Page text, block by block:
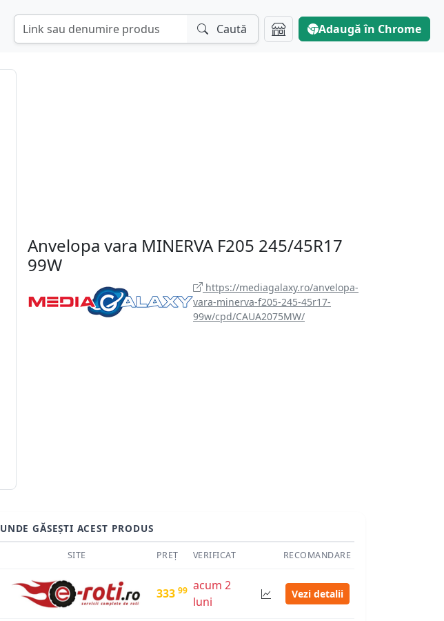
Caută Adaugă în Chrome
Anvelopa vara MINERVA F205 245/45R17
99W
https://mediagalaxy.ro/anvelopa-
vara-minerva-f205-245-45r17-
99w/cpd/CAUA2075MW/
UNDE GĂSEȘTI ACEST PRODUS
SITE PREȚ VERIFICAT RECOMANDARE
333 99 acum 2
luni
Vezi detalii